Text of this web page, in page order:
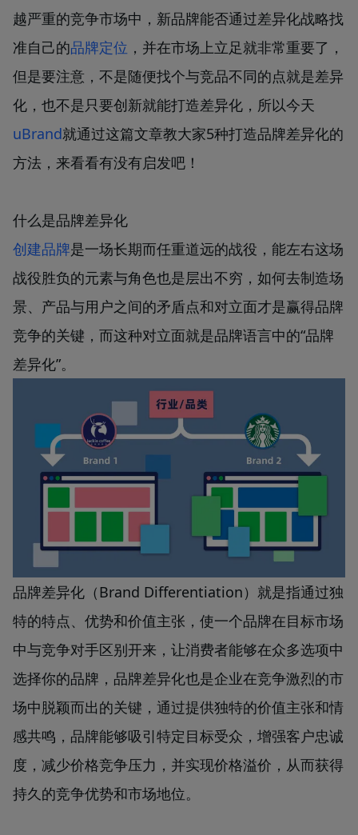
越严重的竞争市场中，新品牌能否通过差异化战略找
准自己的品牌定位 ，并在市场上立足就非常重要了，
但是要注意，不是随便找个与竞品不同的点就是差异
化，也不是只要创新就能打造差异化，所以今天
uBrand就通过这篇文章教大家5种打造品牌差异化的
方法，来看看有没有启发吧！
什么是品牌差异化
创建品牌是一场长期而任重道远的战役，能左右这场
战役胜负的元素与角色也是层出不穷，如何去制造场
景、产品与用户之间的矛盾点和对立面才是赢得品牌
竞争的关键，而这种对立面就是品牌语言中的“品牌
差异化”。
品牌差异化（Brand Differentiation）就是指通过独
特的特点、优势和价值主张，使一个品牌在目标市场
中与竞争对手区别开来，让消费者能够在众多选项中
选择你的品牌，品牌差异化也是企业在竞争激烈的市
场中脱颖而出的关键，通过提供独特的价值主张和情
感共鸣，品牌能够吸引特定目标受众，增强客户忠诚
度，减少价格竞争压力，并实现价格溢价，从而获得
持久的竞争优势和市场地位。